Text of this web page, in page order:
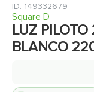
: 149332679
Square D
LUZ
BLANCO